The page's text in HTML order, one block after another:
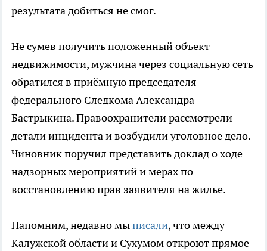
результата добиться не смог.
Не сумев получить положенный объект
недвижимости, мужчина через социальную сеть
обратился в приёмную председателя
федерального Следкома Александра
Бастрыкина. Правоохранители рассмотрели
детали инцидента и возбудили уголовное дело.
Чиновник поручил представить доклад о ходе
надзорных мероприятий и мерах по
восстановлению прав заявителя на жилье.
Напомним, недавно мыписали, что между
Калужской области и Сухумом откроют прямое